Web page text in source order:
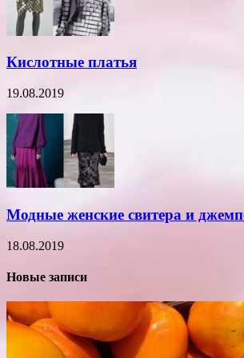
Кислотные платья
19.08.2019
Модные женские свитера и
18.08.2019
Новые записи